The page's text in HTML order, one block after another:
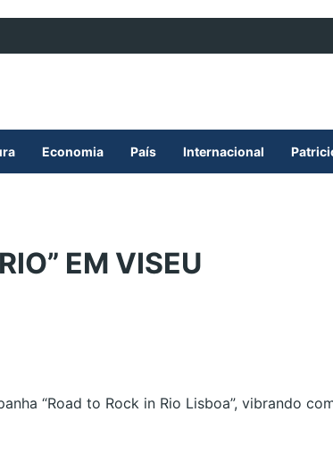
Economia País Internacional
EM VISEU
“Road to Rock in Rio Lisboa”, vibrando